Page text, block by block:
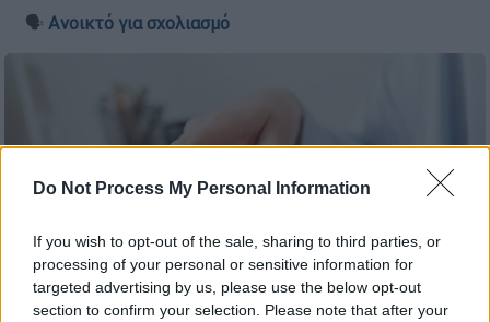
Do Not Process My Personal Information
If you wish to opt-out of the sale, sharing to third parties, or
processing of your personal or sensitive information for
targeted advertising by us, please use the below opt-out
section to confirm your selection. Please note that after your
🗣️ Ανοικτό για σχολιασμό